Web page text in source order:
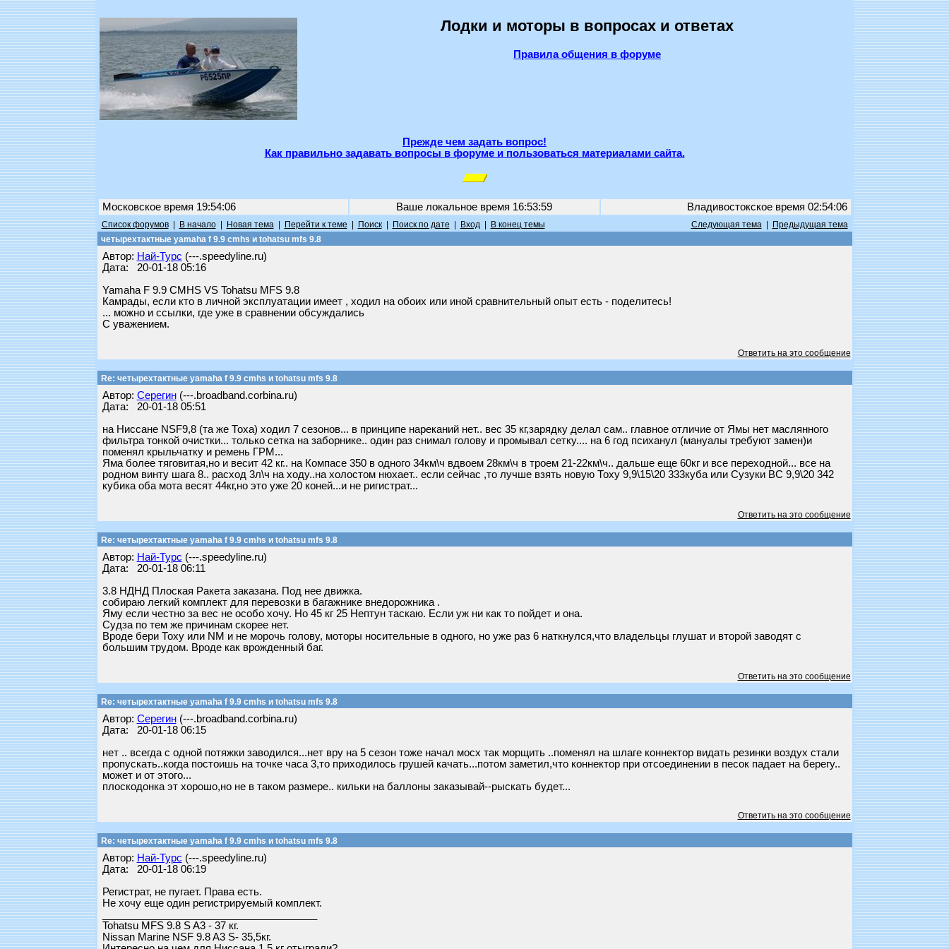
Лодки и моторы в вопросах и ответах
Правила общения в форуме
Прежде чем задать вопрос!
Как правильно задавать вопросы в форуме и пользоваться материалами сайта.
Московское время 19:54:06 Ваше локальное время 16:53:59 Владивостокское время 02:54:06
Список форумов| В начало| Новая тема| Перейти к теме Поиск| Поиск по дате Вход| В конец темы Следующая тема|
Предыдущая тема
четырехтактные yamaha f 9.9 cmhs и tohatsu mfs 9.8
Автор: Най-Турс (---.speedyline.ru)
Дата: 20-01-18 05:16
Yamaha F 9.9 CMHS VS Tohatsu MFS 9.8
Камрады, если кто в личной эксплуатации имеет , ходил на обоих или иной сравнительный опыт есть - поделитесь!
... можно и ссылки, где уже в сравнении обсуждались
С уважением.
Ответить на это сообщение
Re: четырехтактные yamaha f 9.9 cmhs и tohatsu mfs 9.8
Автор: Серегин(---.broadband.corbina.ru)
Дата: 20-01-18 05:51
на Ниссане NSF9,8 (та же Тоха) ходил 7 сезонов... в принципе нареканий нет.. вес 35 кг,зарядку делал сам.. главное отличие от Ямы нет маслянного
фильтра тонкой очистки... только сетка на заборнике.. один раз снимал голову и промывал сетку.... на 6 год психанул (мануалы требуют замен)и
поменял крыльчатку и ремень ГРМ...
Яма более тяговитая,но и весит 42 кг.. на Компасе 350 в одного 34км\ч вдвоем 28км\ч в троем 21-22км\ч.. дальше еще 60кг и все переходной... все на
родном винту шага 8.. расход 3л\ч на ходу..на холостом нюхает.. если сейчас ,то лучше взять новую Тоху 9,9\15\20 333куба или Сузуки ВС 9,9\20 342
кубика оба мота весят 44кг,но это уже 20 коней...и не ригистрат...
Ответить на это сообщение
Re: четырехтактные yamaha f 9.9 cmhs и tohatsu mfs 9.8
Автор: Най-Турс (---.speedyline.ru)
Дата: 20-01-18 06:11
3.8 НДНД Плоская Ракета заказана. Под нее движка.
собираю легкий комплект для перевозки в багажнике внедорожника .
Яму если честно за вес не особо хочу. Но 45 кг 25 Нептун таскаю. Если уж ни как то пойдет и она.
Судза по тем же причинам скорее нет.
Вроде бери Тоху или NM и не морочь голову, моторы носительные в одного, но уже раз 6 наткнулся,что владельцы глушат и второй заводят с
большим трудом. Вроде как врожденный баг.
Ответить на это сообщение
Re: четырехтактные yamaha f 9.9 cmhs и tohatsu mfs 9.8
Автор: Серегин(---.broadband.corbina.ru)
Дата: 20-01-18 06:15
нет .. всегда с одной потяжки заводился...нет вру на 5 сезон тоже начал мосх так морщить ..поменял на шлаге коннектор видать резинки воздух стали
пропускать..когда постоишь на точке часа 3,то приходилось грушей качать...потом заметил,что коннектор при отсоединении в песок падает на берегу..
может и от этого...
плоскодонка эт хорошо,но не в таком размере.. кильки на баллоны заказывай--рыскать будет...
Ответить на это сообщение
Re: четырехтактные yamaha f 9.9 cmhs и tohatsu mfs 9.8
Автор: Най-Турс (---.speedyline.ru)
Дата: 20-01-18 06:19
Регистрат, не пугает. Права есть.
Не хочу еще один регистрируемый комплект.
Tohatsu MFS 9.8 S A3 - 37 кг.
Nissan Marine NSF 9.8 A3 S- 35,5кг.